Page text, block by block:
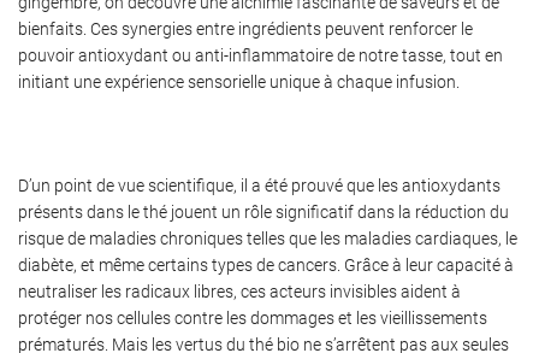
bienfaits. Ces synergies entre ingrédients peuvent renforcer le
pouvoir antioxydant ou anti-inflammatoire de notre tasse, tout en
initiant une expérience sensorielle unique à chaque infusion.
D’un point de vue scientifique, il a été prouvé que les antioxydants
présents dans le thé jouent un rôle significatif dans la réduction du
risque de maladies chroniques telles que les maladies cardiaques, le
diabète, et même certains types de cancers. Grâce à leur capacité à
neutraliser les radicaux libres, ces acteurs invisibles aident à
protéger nos cellules contre les dommages et les vieillissements
prématurés. Mais les vertus du thé bio ne s’arrêtent pas aux seules